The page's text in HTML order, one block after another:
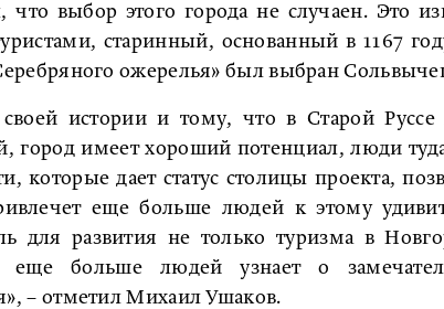
что выбор этого города не случаен. Это
старинный, основанный в 1167
ожерелья» был выбран
своей истории и тому, что в Старой
город имеет хороший потенциал, люди
которые дает статус столицы проекта,
еще больше людей к этому
для развития не только туризма в
еще больше людей узнает о
– отметил Михаил Ушаков.